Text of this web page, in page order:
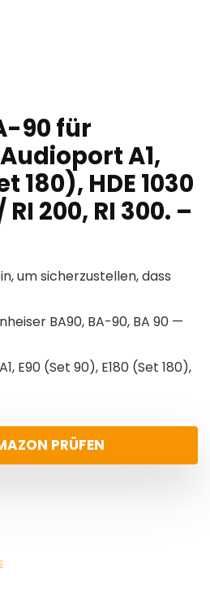
90 für
A1,
180), HDE 1030
RI 200, RI 300. –
um sicherzustellen, dass
BA90, BA-90, BA 90 —
E90 (Set 90), E180 (Set 180),
PRÜFEN